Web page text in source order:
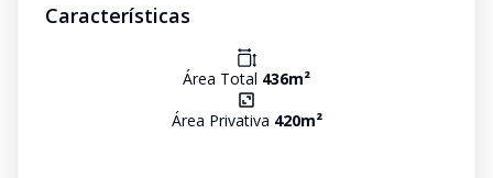
Características
Área Total 436m²
Área Privativa 420m²